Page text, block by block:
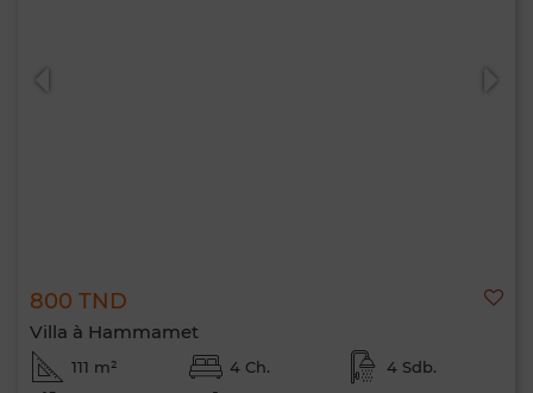
800 TND
Villa à Hammamet
111 m² 4 Ch. 4 Sdb.